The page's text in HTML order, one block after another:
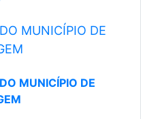
MUNICÍPIO DE
MUNICÍPIO DE